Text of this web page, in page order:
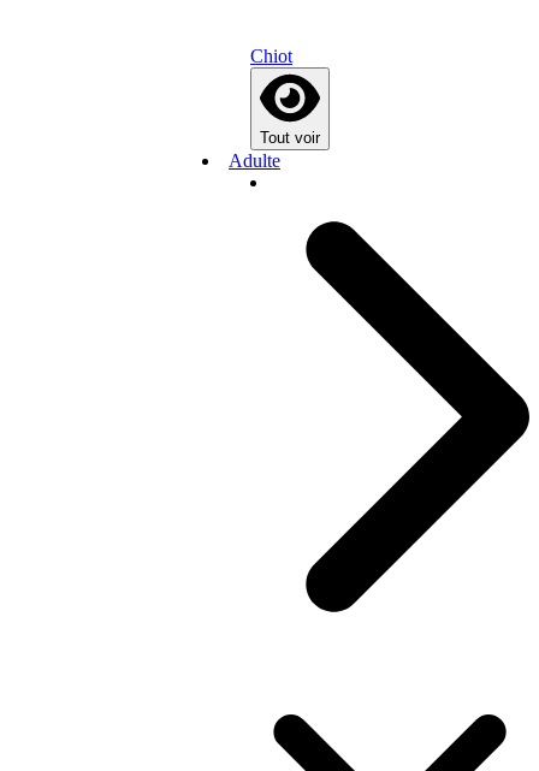
Chiot
Tout voir
Adulte